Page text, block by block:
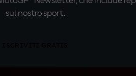
sul nostro sport.